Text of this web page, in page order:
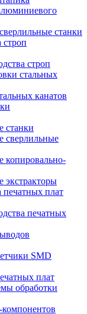
станки
строп
строп
стальных
канатов
станки
сверлильные
копировально-
экстракторы
печатных плат
печатных
SMD
плат
обработки